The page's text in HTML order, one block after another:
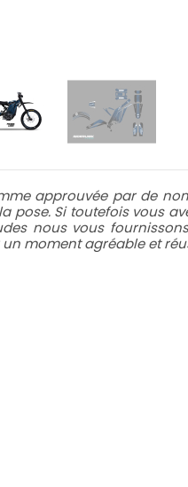
approuvée par de
pose. Si toutefois vous
nous vous
moment agréable et